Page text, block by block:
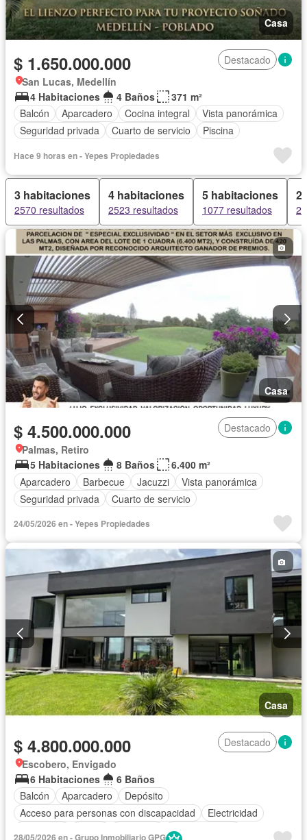
Casa
$ 1.650.000.000
Destacado
San Lucas, Medellín
4 Habitaciones
4 Baños
371 m²
Balcón
Aparcadero Cocina integral
Vista panorámica
Seguridad privada
Cuarto de servicio Piscina
Hace 9 horas en - Yepes Propiedades
3 habitaciones
2570 resultados
4 habitaciones
2523 resultados
5 habitaciones
1077 resultados
2
Casa
$ 4.500.000.000
Destacado
Palmas, Retiro
5 Habitaciones
8 Baños
6.400 m²
Aparcadero
Barbecue Jacuzzi
Vista panorámica
Seguridad privada
Cuarto de servicio
24/05/2026 en - Yepes Propiedades
Casa
$ 4.800.000.000
Destacado
Escobero, Envigado
6 Habitaciones
6 Baños
Balcón
Aparcadero
Depósito
Acceso para personas con discapacidad
Electricidad
Cocina integral
28/05/2026 en - Grupo Inmobiliario GPG